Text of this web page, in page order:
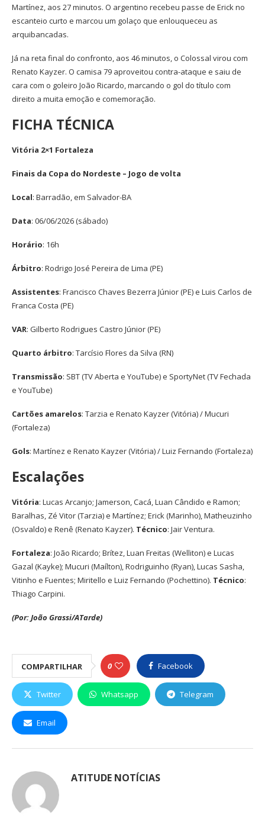
Martínez, aos 27 minutos. O argentino recebeu passe de Erick no
escanteio curto e marcou um golaço que enlouqueceu as
arquibancadas.
Já na reta final do confronto, aos 46 minutos, o Colossal virou com
Renato Kayzer. O camisa 79 aproveitou contra-ataque e saiu de
cara com o goleiro João Ricardo, marcando o gol do título com
direito a muita emoção e comemoração.
FICHA TÉCNICA
Vitória 2×1 Fortaleza
Finais da Copa do Nordeste – Jogo de volta
Local: Barradão, em Salvador-BA
Data: 06/06/2026 (sábado)
Horário: 16h
Árbitro: Rodrigo José Pereira de Lima (PE)
Assistentes: Francisco Chaves Bezerra Júnior (PE) e Luis Carlos de
Franca Costa (PE)
VAR: Gilberto Rodrigues Castro Júnior (PE)
Quarto árbitro: Tarcísio Flores da Silva (RN)
Transmissão: SBT (TV Aberta e YouTube) e SportyNet (TV Fechada
e YouTube)
Cartões amarelos: Tarzia e Renato Kayzer (Vitória) / Mucuri
(Fortaleza)
Gols: Martínez e Renato Kayzer (Vitória) / Luiz Fernando (Fortaleza)
Escalações
Vitória: Lucas Arcanjo; Jamerson, Cacá, Luan Cândido e Ramon;
Baralhas, Zé Vitor (Tarzia) e Martínez; Erick (Marinho), Matheuzinho
(Osvaldo) e Renê (Renato Kayzer). Técnico: Jair Ventura.
Fortaleza: João Ricardo; Brítez, Luan Freitas (Welliton) e Lucas
Gazal (Kayke); Mucuri (Maílton), Rodriguinho (Ryan), Lucas Sasha,
Vitinho e Fuentes; Miritello e Luiz Fernando (Pochettino). Técnico:
Thiago Carpini.
(Por: João Grassi/ATarde)
COMPARTILHAR 0 Facebook
Twitter Whatsapp Telegram
Email
ATITUDE NOTÍCIAS